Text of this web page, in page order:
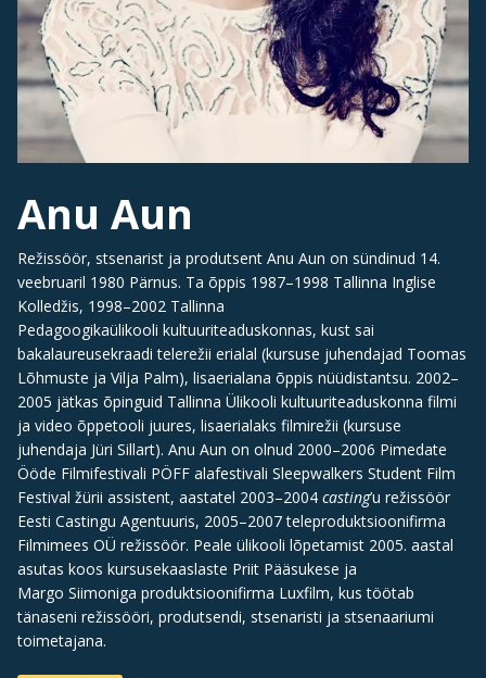
Anu Aun
Režissöör, stsenarist ja produtsent Anu Aun on sündinud 14.
veebruaril 1980 Pärnus. Ta õppis 1987–1998 Tallinna Inglise
Kolledžis, 1998–2002 Tallinna
Pedagoogikaülikooli kultuuriteaduskonnas, kust sai
bakalaureusekraadi telerežii erialal (kursuse juhendajad Toomas
Lõhmuste ja Vilja Palm), lisaerialana õppis nüüdistantsu. 2002–
2005 jätkas õpinguid Tallinna Ülikooli kultuuriteaduskonna filmi
ja video õppetooli juures, lisaerialaks filmirežii (kursuse
juhendaja Jüri Sillart). Anu Aun on olnud 2000–2006 Pimedate
Ööde Filmifestivali PÖFF alafestivali Sleepwalkers Student Film
Festival žürii assistent, aastatel 2003–2004 casting’u režissöör
Eesti Castingu Agentuuris, 2005–2007 teleproduktsioonifirma
Filmimees OÜ režissöör. Peale ülikooli lõpetamist 2005. aastal
asutas koos kursusekaaslaste Priit Pääsukese ja
Margo Siimoniga produktsioonifirma Luxfilm, kus töötab
tänaseni režissööri, produtsendi, stsenaristi ja stsenaariumi
toimetajana.